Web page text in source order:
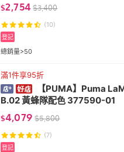
$2,754 $3,400
(10)
總銷量>50
登記
滿1件享95折
【PUMA】Puma
B.02 黃蜂隊配色 377590-01
$4,079 $5,800
(7)
登記